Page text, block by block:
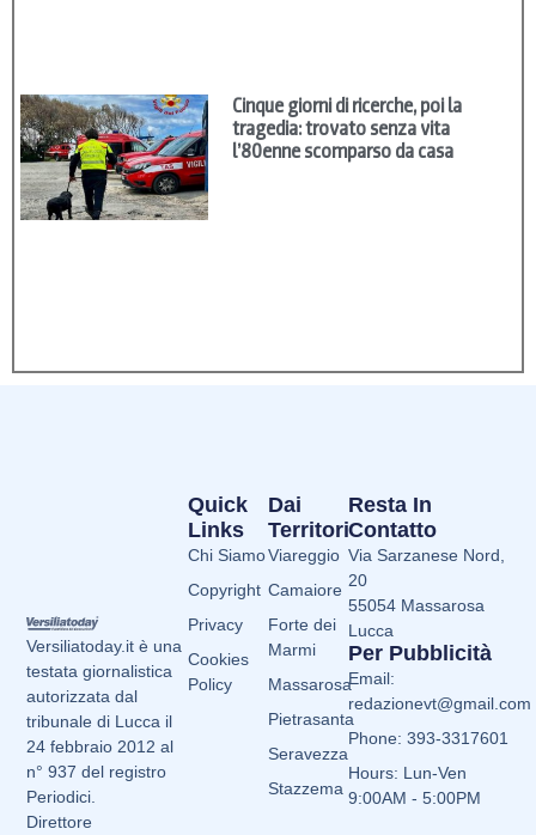
Cinque giorni di ricerche, poi la
tragedia: trovato senza vita
l’80enne scomparso da casa
Versiliatoday.it è una
testata giornalistica
autorizzata dal
tribunale di Lucca il
24 febbraio 2012 al
n° 937 del registro
Periodici.
Direttore
Dai
Territori
Viareggio
Camaiore
Forte dei
Marmi
Massarosa
Pietrasanta
Seravezza
Stazzema
Quick
Links
Chi Siamo
Copyright
Privacy
Cookies
Policy
Resta In
Contatto
Via Sarzanese Nord,
20
55054 Massarosa
Lucca
Per Pubblicità
Email:
redazionevt@gmail.com
Phone: 393-3317601
Hours: Lun-Ven
9:00AM - 5:00PM